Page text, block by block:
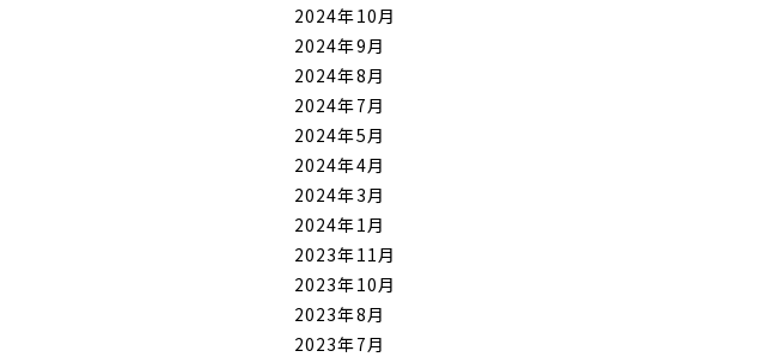
2024年10月
2024年9月
2024年8月
2024年7月
2024年5月
2024年4月
2024年3月
2024年1月
2023年11月
2023年10月
2023年8月
2023年7月